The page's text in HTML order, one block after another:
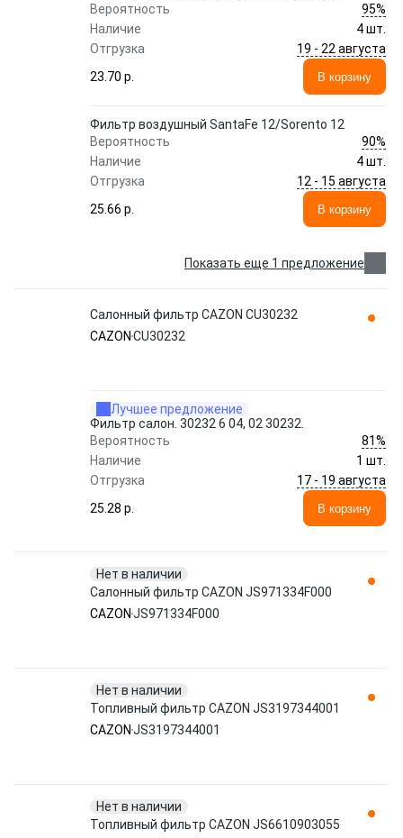
Вероятность
95%
Наличие
4 шт.
Отгрузка
19 - 22 августа
23.70 p.
В корзину
Фильтр воздушный SantaFe 12/Sorento 12
Вероятность
90%
Наличие
4 шт.
Отгрузка
12 - 15 августа
25.66 p.
В корзину
Показать еще 1 предложение
Салонный фильтр CAZON CU30232
CAZON CU30232
Лучшее предложение
Фильтр салон. 30232 6 04, 02 30232.
Вероятность
81%
Наличие
1 шт.
Отгрузка
17 - 19 августа
25.28 p.
В корзину
Нет в наличии
Салонный фильтр CAZON JS971334F000
CAZON JS971334F000
Нет в наличии
Топливный фильтр CAZON JS3197344001
CAZON JS3197344001
Нет в наличии
Топливный фильтр CAZON JS6610903055